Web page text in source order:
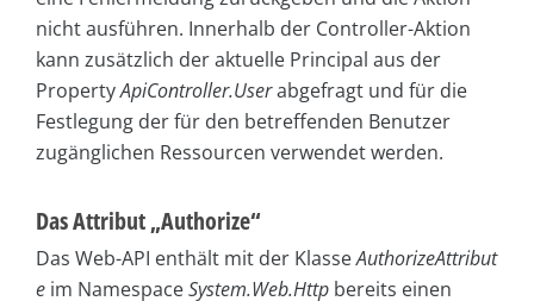
nicht ausführen. Innerhalb der Controller-Aktion
kann zusätzlich der aktuelle Principal aus der
PropertyApiController.Userabgefragt und für die
Festlegung der für den betreffenden Benutzer
zugänglichen Ressourcen verwendet werden.
Das Attribut „Authorize“
Das Web-API enthält mit der KlasseAuthorizeAttribut
e im NamespaceSystem.Web.Http bereits einen